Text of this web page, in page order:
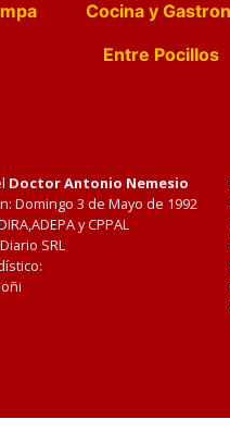
Cocina y
Entre Pocillos
Doctor Antonio Nemesio
Domingo 3 de Mayo de 1992
y CPPAL
SRL